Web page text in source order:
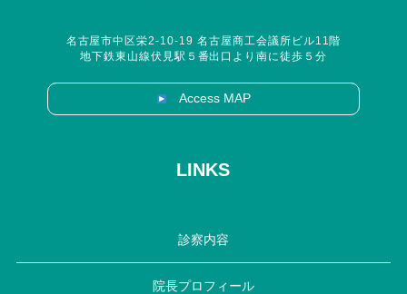
名古屋市中区栄2-10-19 名古屋商工会議所ビル11階
地下鉄東山線伏見駅５番出口より南に徒歩５分
Access MAP
LINKS
診察内容
院長プロフィール